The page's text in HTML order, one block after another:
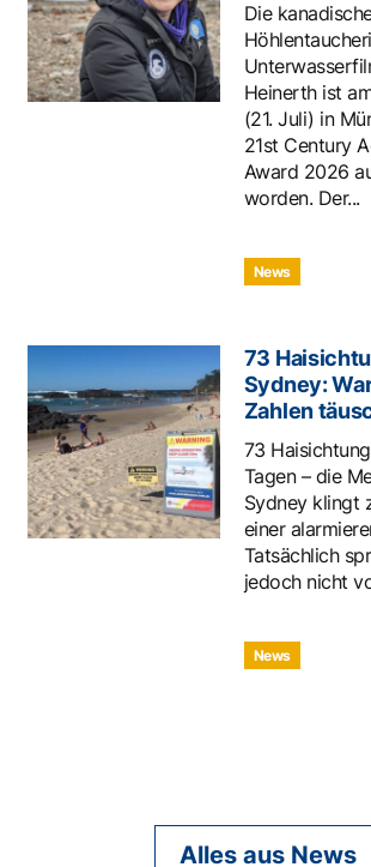
Die
Heinerth ist
(21. Juli) in
21st Century
Award 2026
worden. Der...
News
73
Sydney:
Zahlen
73
Tagen – die
Sydney klingt
einer
Tatsächlich
jedoch nicht
News
Alles aus News